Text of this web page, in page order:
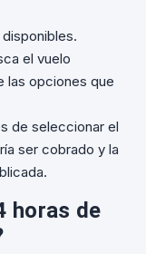
el vuelo
las opciones que
de seleccionar el
ser cobrado y la
horas de